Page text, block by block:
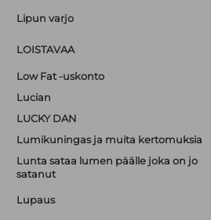
Lipun varjo
LOISTAVAA
Low Fat -uskonto
Lucian
LUCKY DAN
Lumikuningas ja muita kertomuksia
Lunta sataa lumen päälle joka on jo
satanut
Lupaus